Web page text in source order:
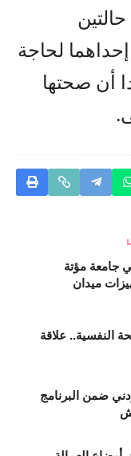
إن حالتين
لحاجة
أن صحتها
جامعة مؤتة
ميدان
النفسية.. علاقة
ضمن البرنامج